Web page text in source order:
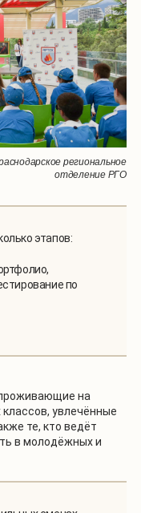
региональное
отделение РГО
этапов:
по
на
увлечённые
те, кто ведёт
в молодёжных и